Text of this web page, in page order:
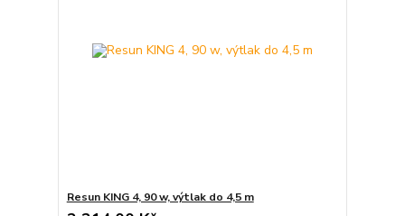
Resun KING 4, 90 w, výtlak do 4,5 m